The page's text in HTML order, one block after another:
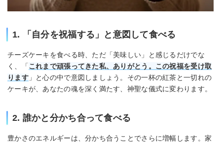
1. 「自分を祝福する」と意図して食べる
チーズケーキを食べる時、ただ「美味しい」と感じるだけでな
く、「これまで頑張ってきた私、ありがとう。この祝福を受け取
ります」と心の中で意図しましょう。その一杯の紅茶と一切れの
ケーキが、あなたの魂を深く満たす、神聖な儀式に変わります。
2. 誰かと分かち合って食べる
豊かさのエネルギーは、分かち合うことでさらに増幅します。家